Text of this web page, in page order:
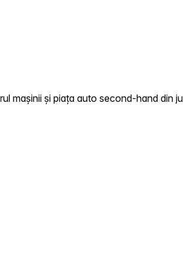
mașinii și piața auto second-hand din